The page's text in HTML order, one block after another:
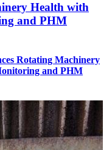
Health with
and PHM
Rotating Machinery
and PHM